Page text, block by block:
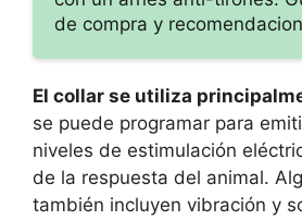
de compra y
El collar se utiliza
se puede programar para
niveles de estimulación
de la respuesta del animal.
también incluyen vibración y